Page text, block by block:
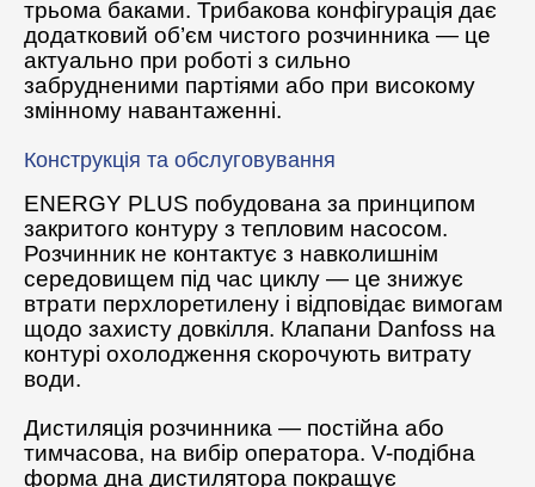
трьома баками. Трибакова конфігурація дає
додатковий об’єм чистого розчинника — це
актуально при роботі з сильно
забрудненими партіями або при високому
змінному навантаженні.
Конструкція та обслуговування
ENERGY PLUS побудована за принципом
закритого контуру з тепловим насосом.
Розчинник не контактує з навколишнім
середовищем під час циклу — це знижує
втрати перхлоретилену і відповідає вимогам
щодо захисту довкілля. Клапани Danfoss на
контурі охолодження скорочують витрату
води.
Дистиляція розчинника — постійна або
тимчасова, на вибір оператора. V-подібна
форма дна дистилятора покращує